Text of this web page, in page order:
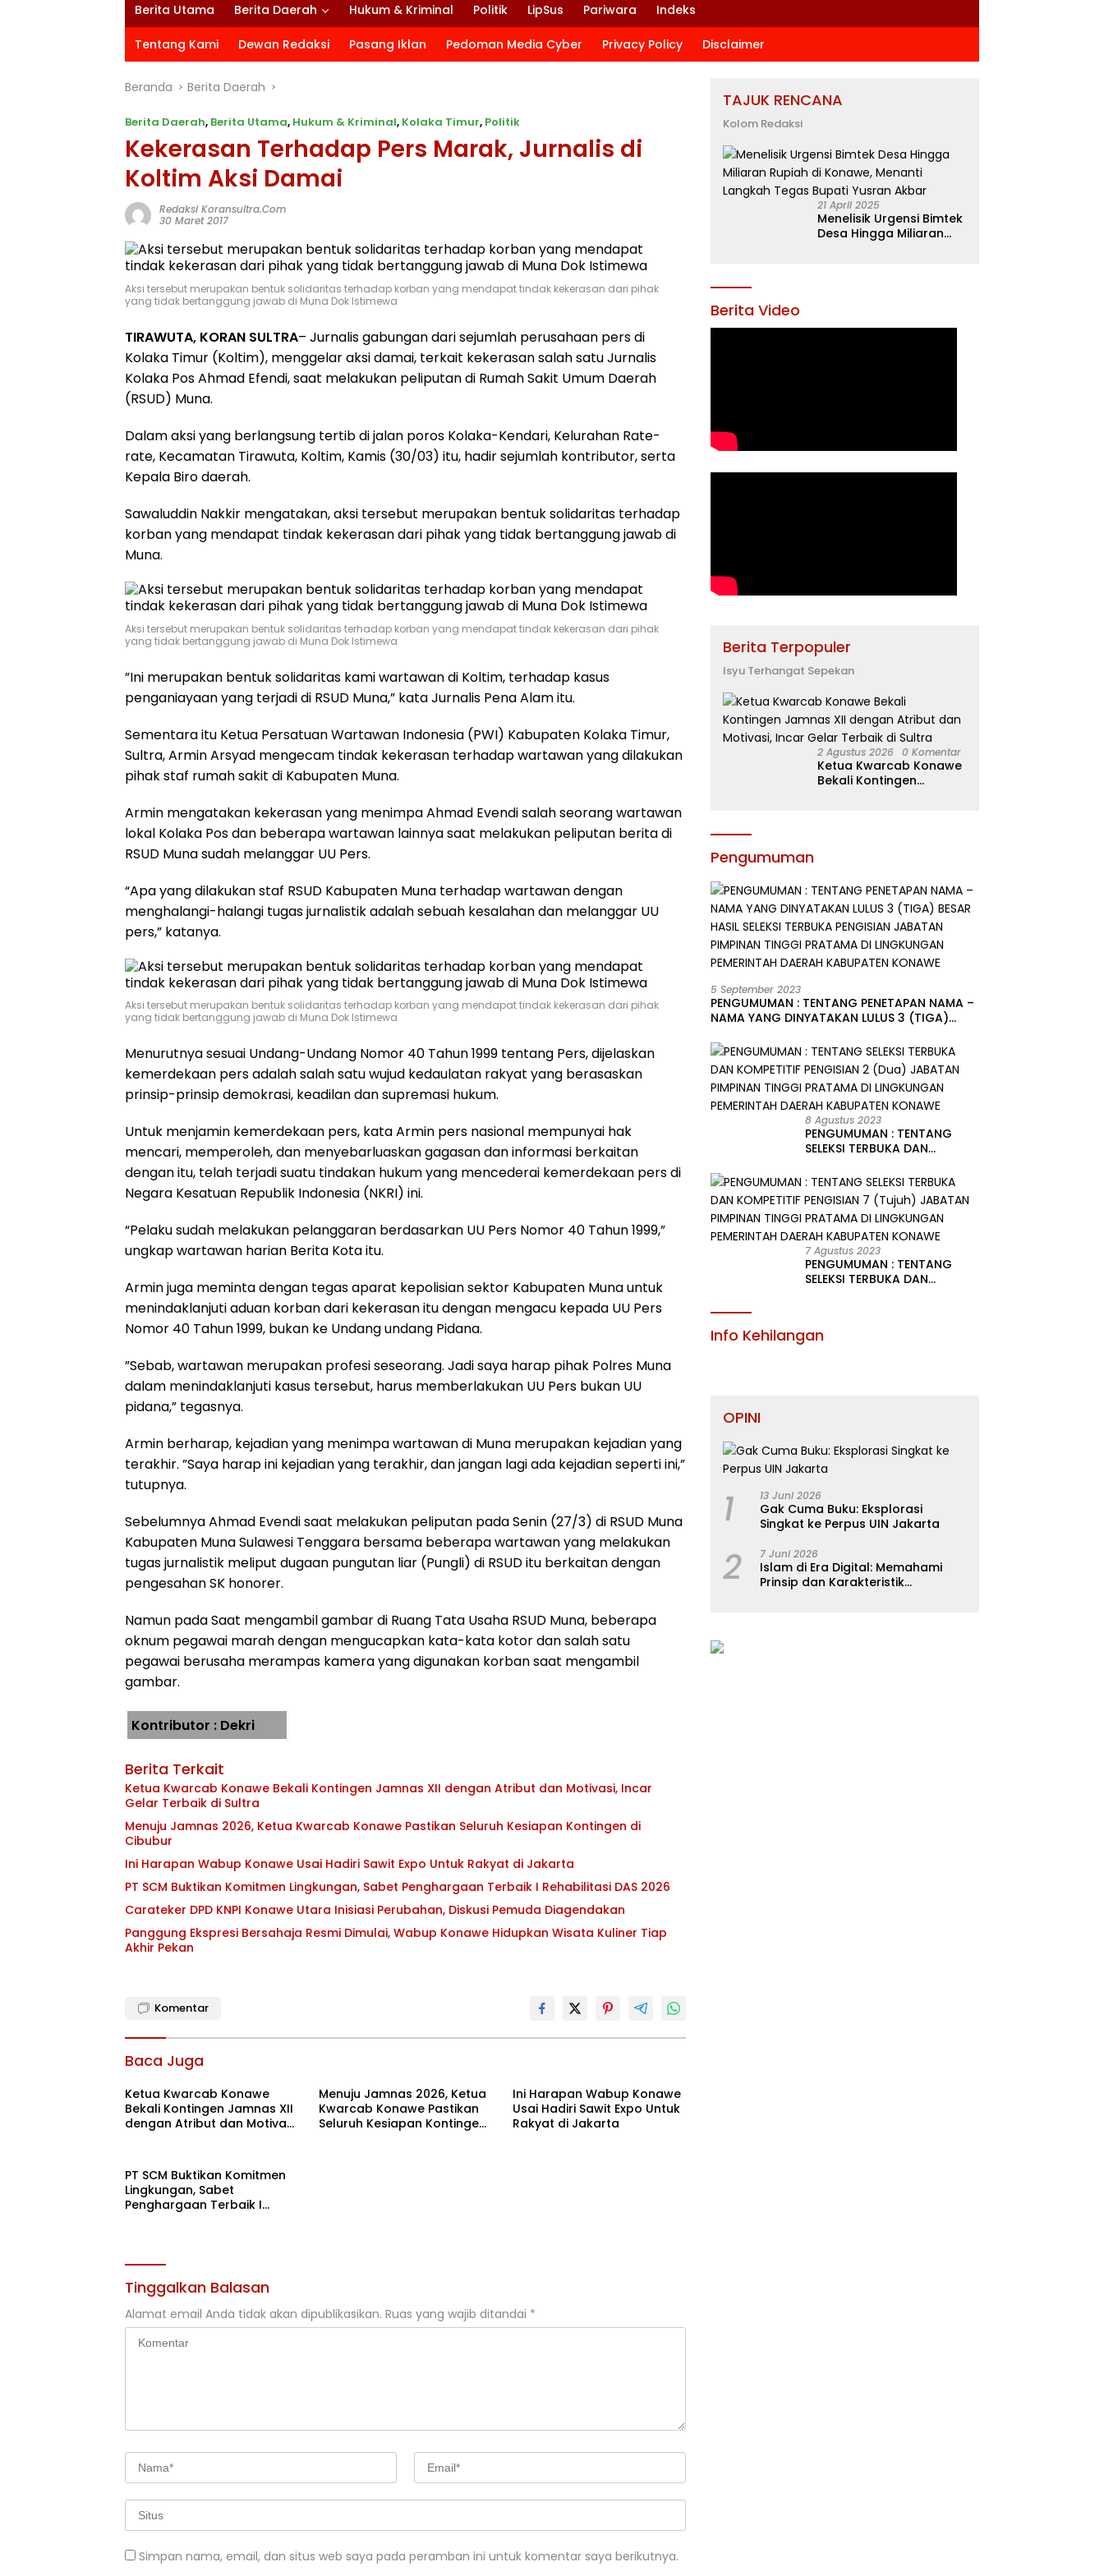
Berita Utama Berita Daerah Hukum & Kriminal Politik LipSus Pariwara Indeks
Tentang Kami Dewan Redaksi Pasang Iklan Pedoman Media Cyber Privacy Policy Disclaimer
Beranda Berita Daerah
Berita Daerah, Berita Utama, Hukum & Kriminal, Kolaka Timur, Politik
Kekerasan Terhadap Pers Marak, Jurnalis di
Koltim Aksi Damai
Redaksi Koransultra.com
30 Maret 2017
Aksi tersebut merupakan bentuk solidaritas terhadap korban yang mendapat tindak kekerasan dari pihak
yang tidak bertanggung jawab di Muna Dok Istimewa
TIRAWUTA, KORAN SULTRA– Jurnalis gabungan dari sejumlah perusahaan pers di
Kolaka Timur (Koltim), menggelar aksi damai, terkait kekerasan salah satu Jurnalis
Kolaka Pos Ahmad Efendi, saat melakukan peliputan di Rumah Sakit Umum Daerah
(RSUD) Muna.
Dalam aksi yang berlangsung tertib di jalan poros Kolaka-Kendari, Kelurahan Rate-
rate, Kecamatan Tirawuta, Koltim, Kamis (30/03) itu, hadir sejumlah kontributor, serta
Kepala Biro daerah.
Sawaluddin Nakkir mengatakan, aksi tersebut merupakan bentuk solidaritas terhadap
korban yang mendapat tindak kekerasan dari pihak yang tidak bertanggung jawab di
Muna.
Aksi tersebut merupakan bentuk solidaritas terhadap korban yang mendapat tindak kekerasan dari pihak
yang tidak bertanggung jawab di Muna Dok Istimewa
”Ini merupakan bentuk solidaritas kami wartawan di Koltim, terhadap kasus
penganiayaan yang terjadi di RSUD Muna,” kata Jurnalis Pena Alam itu.
Sementara itu Ketua Persatuan Wartawan Indonesia (PWI) Kabupaten Kolaka Timur,
Sultra, Armin Arsyad mengecam tindak kekerasan terhadap wartawan yang dilakukan
pihak staf rumah sakit di Kabupaten Muna.
Armin mengatakan kekerasan yang menimpa Ahmad Evendi salah seorang wartawan
lokal Kolaka Pos dan beberapa wartawan lainnya saat melakukan peliputan berita di
RSUD Muna sudah melanggar UU Pers.
“Apa yang dilakukan staf RSUD Kabupaten Muna terhadap wartawan dengan
menghalangi-halangi tugas jurnalistik adalah sebuah kesalahan dan melanggar UU
pers,” katanya.
Aksi tersebut merupakan bentuk solidaritas terhadap korban yang mendapat tindak kekerasan dari pihak
yang tidak bertanggung jawab di Muna Dok Istimewa
Menurutnya sesuai Undang-Undang Nomor 40 Tahun 1999 tentang Pers, dijelaskan
kemerdekaan pers adalah salah satu wujud kedaulatan rakyat yang berasaskan
prinsip-prinsip demokrasi, keadilan dan supremasi hukum.
Untuk menjamin kemerdekaan pers, kata Armin pers nasional mempunyai hak
mencari, memperoleh, dan menyebarluaskan gagasan dan informasi berkaitan
dengan itu, telah terjadi suatu tindakan hukum yang mencederai kemerdekaan pers di
Negara Kesatuan Republik Indonesia (NKRI) ini.
“Pelaku sudah melakukan pelanggaran berdasarkan UU Pers Nomor 40 Tahun 1999,”
ungkap wartawan harian Berita Kota itu.
Armin juga meminta dengan tegas aparat kepolisian sektor Kabupaten Muna untuk
menindaklanjuti aduan korban dari kekerasan itu dengan mengacu kepada UU Pers
Nomor 40 Tahun 1999, bukan ke Undang undang Pidana.
”Sebab, wartawan merupakan profesi seseorang. Jadi saya harap pihak Polres Muna
dalam menindaklanjuti kasus tersebut, harus memberlakukan UU Pers bukan UU
pidana,” tegasnya.
Armin berharap, kejadian yang menimpa wartawan di Muna merupakan kejadian yang
terakhir. ”Saya harap ini kejadian yang terakhir, dan jangan lagi ada kejadian seperti ini,”
tutupnya.
Sebelumnya Ahmad Evendi saat melakukan peliputan pada Senin (27/3) di RSUD Muna
Kabupaten Muna Sulawesi Tenggara bersama beberapa wartawan yang melakukan
tugas jurnalistik meliput dugaan pungutan liar (Pungli) di RSUD itu berkaitan dengan
pengesahan SK honorer.
Namun pada Saat mengambil gambar di Ruang Tata Usaha RSUD Muna, beberapa
oknum pegawai marah dengan mengucapkan kata-kata kotor dan salah satu
pegawai berusaha merampas kamera yang digunakan korban saat mengambil
gambar.
Kontributor : Dekri
Berita Terkait
Ketua Kwarcab Konawe Bekali Kontingen Jamnas XII dengan Atribut dan Motivasi, Incar
Gelar Terbaik di Sultra
Menuju Jamnas 2026, Ketua Kwarcab Konawe Pastikan Seluruh Kesiapan Kontingen di
Cibubur
Ini Harapan Wabup Konawe Usai Hadiri Sawit Expo Untuk Rakyat di Jakarta
PT SCM Buktikan Komitmen Lingkungan, Sabet Penghargaan Terbaik I Rehabilitasi DAS 2026
Carateker DPD KNPI Konawe Utara Inisiasi Perubahan, Diskusi Pemuda Diagendakan
Panggung Ekspresi Bersahaja Resmi Dimulai, Wabup Konawe Hidupkan Wisata Kuliner Tiap
Akhir Pekan
Komentar
Baca Juga
Ketua Kwarcab Konawe
Bekali Kontingen Jamnas XII
dengan Atribut dan Motivasi,
Menuju Jamnas 2026, Ketua
Kwarcab Konawe Pastikan
Seluruh Kesiapan Kontingen
Ini Harapan Wabup Konawe
Usai Hadiri Sawit Expo Untuk
Rakyat di Jakarta
PT SCM Buktikan Komitmen
Lingkungan, Sabet
Penghargaan Terbaik I
Tinggalkan Balasan
Alamat email Anda tidak akan dipublikasikan. Ruas yang wajib ditandai *
Simpan nama, email, dan situs web saya pada peramban ini untuk komentar saya berikutnya.
TAJUK RENCANA
Kolom Redaksi
21 April 2025
Menelisik Urgensi Bimtek
Desa Hingga Miliaran
Berita Video
Berita Terpopuler
Isyu Terhangat Sepekan
2 Agustus 2026 0 Komentar
Ketua Kwarcab Konawe
Bekali Kontingen
Pengumuman
5 September 2023
PENGUMUMAN : TENTANG PENETAPAN NAMA –
NAMA YANG DINYATAKAN LULUS 3 (TIGA)
JABATAN PIMPINAN TINGGI PRATAMA DI
LINGKUNGAN PEMERINTAH DAERAH
KABUPATEN KONAWE
8 Agustus 2023
PENGUMUMAN : TENTANG
SELEKSI TERBUKA DAN
(Dua) JABATAN PIMPINAN
TINGGI PRATAMA DI
LINGKUNGAN PEMERINTAH
DAERAH KABUPATEN KONAWE
7 Agustus 2023
PENGUMUMAN : TENTANG
SELEKSI TERBUKA DAN
LINGKUNGAN PEMERINTAH
Info Kehilangan
OPINI
1 13 Juni 2026
Gak Cuma Buku: Eksplorasi
Singkat ke Perpus UIN Jakarta
2 7 Juni 2026
Islam di Era Digital: Memahami
Prinsip dan Karakteristik